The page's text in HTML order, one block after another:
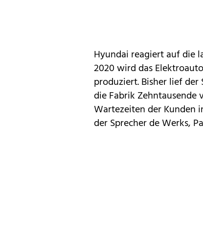
Hyundai reagiert auf die
2020 wird das
produziert. Bisher lief
die Fabrik Zehntausende
Wartezeiten der Kunden
der Sprecher de Werks,